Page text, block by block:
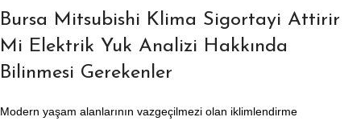
Bursa Mitsubishi Klima Sigortayi Attirir
Mi Elektrik Yuk Analizi Hakkında
Bilinmesi Gerekenler
Modern yaşam alanlarının vazgeçilmezi olan iklimlendirme